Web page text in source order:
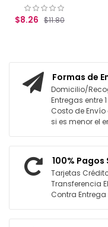
Formas de
Domicilio/
Entregas entre
Costo de
si es menor el
100% Pagos
Tarjetas
Transferencia
Contra Entrega